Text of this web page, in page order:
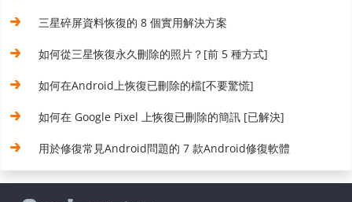
三星碎屏資料恢復的 8 個實用解決方案
如何從三星恢復永久刪除的照片？[前 5 種方式]
如何在Android上恢復已刪除的檔[不要驚慌]
如何在 Google Pixel 上恢復已刪除的簡訊 [已解決]
用於修復常見Android問題的 7 款Android修復軟體